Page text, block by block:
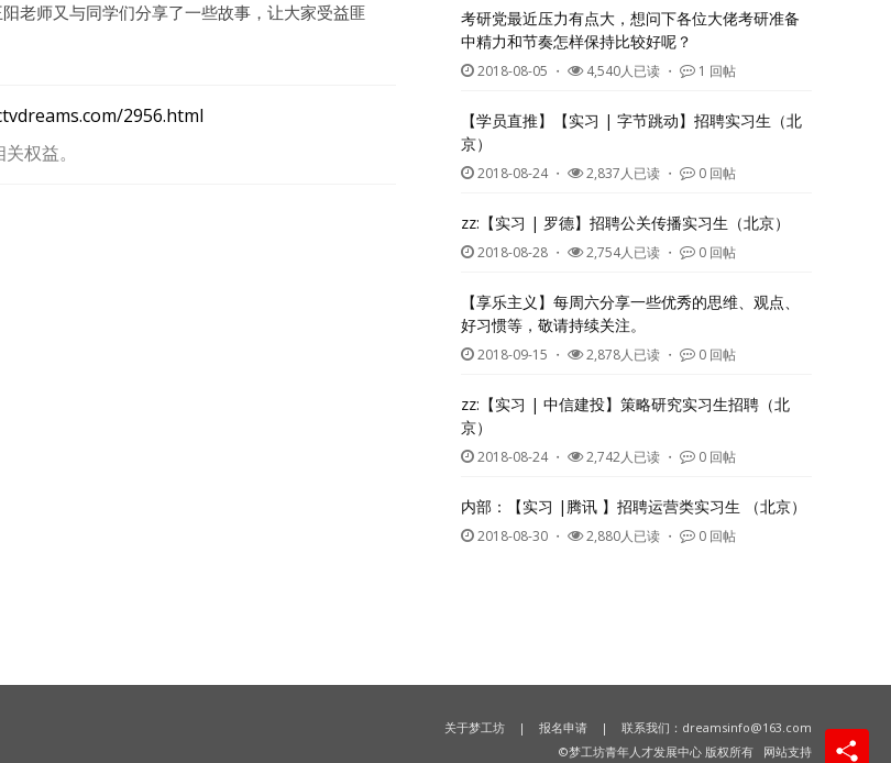
老师又与同学们分享了一些故事，让大家受益匪
2956.html
权益。
考研党最近压力有点大，想问下各位大佬考研准备
中精力和节奏怎样保持比较好呢？
2018-08-05 ・ 4,540人已读 ・ 1 回帖
【学员直推】【实习 | 字节跳动】招聘实习生（北
京）
2018-08-24・ 2,837人已读 ・ 0 回帖
zz:【实习 | 罗德】招聘公关传播实习生（北京）
2018-08-28 ・ 2,754人已读 ・ 0 回帖
【享乐主义】每周六分享一些优秀的思维、观点、
好习惯等，敬请持续关注。
2018-09-15 ・ 2,878人已读 ・ 0 回帖
zz:【实习 | 中信建投】策略研究实习生招聘（北
京）
2018-08-24・ 2,742人已读 ・ 0 回帖
内部：【实习 |腾讯 】招聘运营类实习生 （北京）
2018-08-30 ・ 2,880人已读 ・ 0 回帖
关于梦工坊 | 报名申请 | 联系我们： dreamsinfo@163.com
©梦工坊青年人才发展中心 版权所有 网站支持